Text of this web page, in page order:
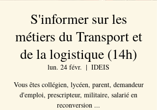
S'informer sur les
métiers du Transport et
de la logistique (14h)
lun. 24 févr.
  |
IDEIS
Vous êtes collégien, lycéen, parent, demandeur
d'emploi, prescripteur, militaire, salarié en
reconversion ...